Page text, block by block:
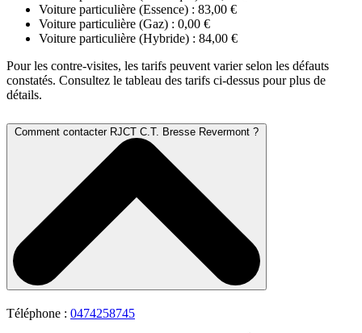
Voiture particulière (Essence) : 83,00 €
Voiture particulière (Gaz) : 0,00 €
Voiture particulière (Hybride) : 84,00 €
Pour les contre-visites, les tarifs peuvent varier selon les défauts
constatés. Consultez le tableau des tarifs ci-dessus pour plus de
détails.
Comment contacter RJCT C.T. Bresse Revermont ?
Téléphone : 0474258745